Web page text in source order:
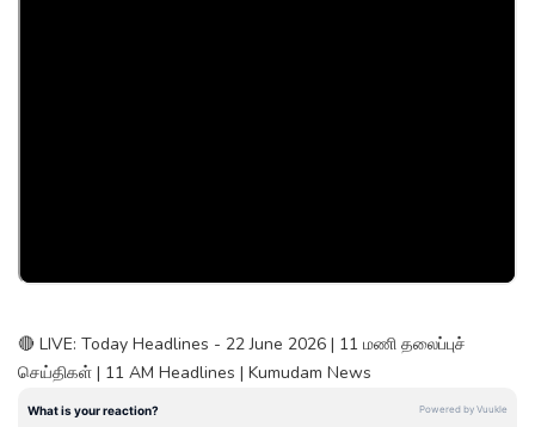
🔴 LIVE: Today Headlines - 22 June 2026 | 11 மணி தலைப்புச்
செய்திகள் | 11 AM Headlines | Kumudam News